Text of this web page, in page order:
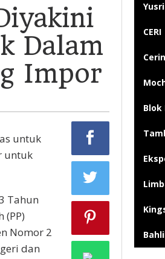
Dalam
Impor
untuk
untuk
Tahun
(PP)
Nomor 2
dan
CERI
Blok